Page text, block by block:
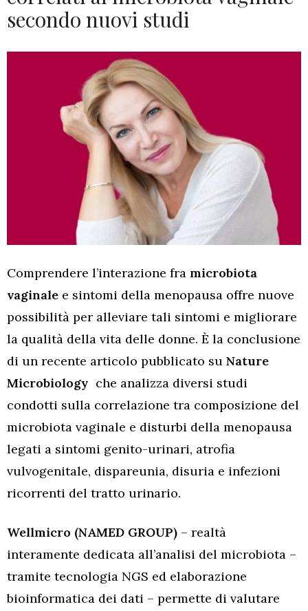
secondo nuovi studi
Comprendere l’interazione fra microbiota
vaginale e sintomi della menopausa offre nuove
possibilità per alleviare tali sintomi e migliorare
la qualità della vita delle donne. È la conclusione
di un recente articolo pubblicato su Nature
Microbiology che analizza diversi studi
condotti sulla correlazione tra composizione del
microbiota vaginale e disturbi della menopausa
legati a sintomi genito-urinari, atrofia
vulvogenitale, dispareunia, disuria e infezioni
ricorrenti del tratto urinario.
Wellmicro (NAMED GROUP) – realtà
interamente dedicata all’analisi del microbiota –
tramite tecnologia NGS ed elaborazione
bioinformatica dei dati – permette di valutare